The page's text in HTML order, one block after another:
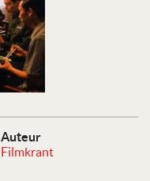
Auteur
Filmkrant